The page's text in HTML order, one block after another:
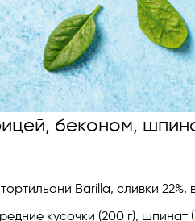
беконом,
Barilla, сливки
кусочки (200 г), шпинат